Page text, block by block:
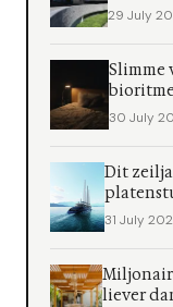
29 July
Slimme
bioritme
30 July
Dit
31 July
liever